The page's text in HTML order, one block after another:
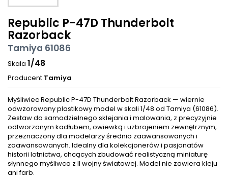
Republic P-47D Thunderbolt
Razorback
Tamiya 61086
Skala 1/48
Producent Tamiya
Myśliwiec Republic P-47D Thunderbolt Razorback — wiernie
odwzorowany plastikowy model w skali 1/48 od Tamiya (61086).
Zestaw do samodzielnego sklejania i malowania, z precyzyjnie
odtworzonym kadłubem, owiewką i uzbrojeniem zewnętrznym,
przeznaczony dla modelarzy średnio zaawansowanych i
zaawansowanych. Idealny dla kolekcjonerów i pasjonatów
historii lotnictwa, chcących zbudować realistyczną miniaturę
słynnego myśliwca z II wojny światowej. Model nie zawiera kleju
ani farb.